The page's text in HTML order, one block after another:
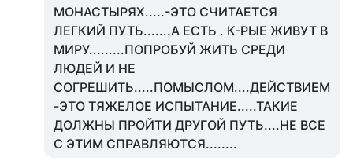
МОНАСТЫРЯХ.....-ЭТО СЧИТАЕТСЯ
ЛЕГКИЙ ПУТЬ.......А ЕСТЬ . К-РЫЕ ЖИВУТ В
МИРУ.........ПОПРОБУЙ ЖИТЬ СРЕДИ
ЛЮДЕЙ И НЕ
СОГРЕШИТЬ.....ПОМЫСЛОМ....ДЕЙСТВИЕМ
-ЭТО ТЯЖЕЛОЕ ИСПЫТАНИЕ.....ТАКИЕ
ДОЛЖНЫ ПРОЙТИ ДРУГОЙ ПУТЬ....НЕ ВСЕ
С ЭТИМ СПРАВЛЯЮТСЯ........